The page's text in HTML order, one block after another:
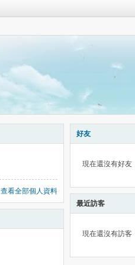
查看全部個人資料
好友
現在還沒有好友
最近訪客
現在還沒有訪客